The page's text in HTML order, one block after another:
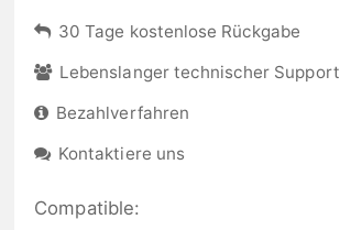
30 Tage kostenlose Rückgabe
Lebenslanger technischer Support
Bezahlverfahren
Kontaktiere uns
Compatible: